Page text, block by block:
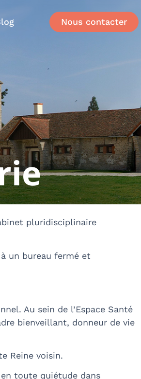
Nous contacter
pluridisciplinaire
un bureau fermé et
Au sein de l’Espace Santé
bienveillant, donneur de vie
Reine voisin.
toute quiétude dans